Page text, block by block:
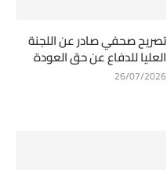
تصريح صحفي صادر عن اللجنة
العليا للدفاع عن حق العودة
26/07/2026